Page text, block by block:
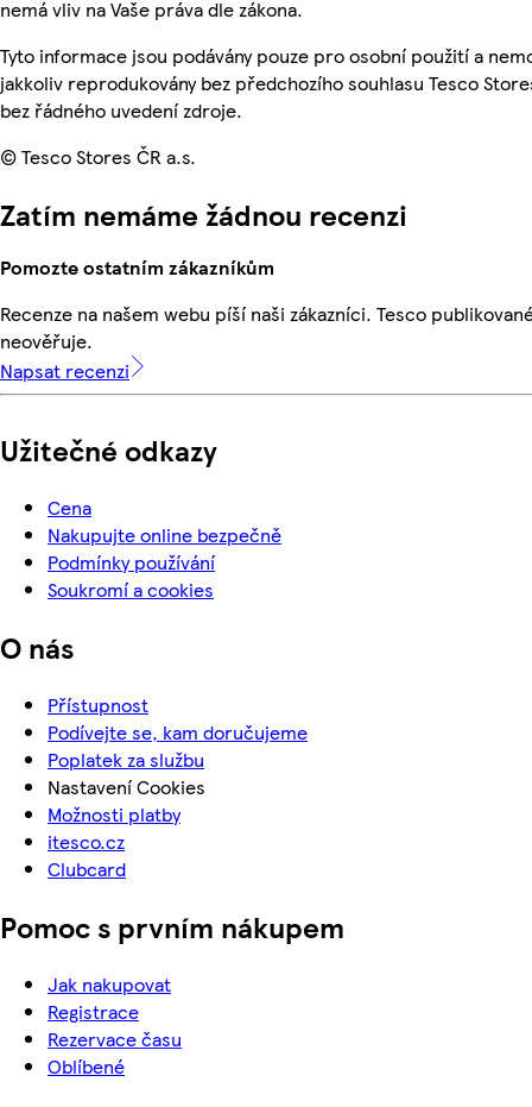
nemá vliv na Vaše práva dle zákona.
Tyto informace jsou podávány pouze pro osobní použití a
jakkoliv reprodukovány bez předchozího souhlasu Tesco
bez řádného uvedení zdroje.
© Tesco Stores ČR a.s.
Zatím nemáme žádnou recenzi
Pomozte ostatním zákazníkům
Recenze na našem webu píší naši zákazníci. Tesco
neověřuje.
Napsat recenzi
Užitečné odkazy
Cena
Nakupujte online bezpečně
Podmínky používání
Soukromí a cookies
O nás
Přístupnost
Podívejte se, kam doručujeme
Poplatek za službu
Nastavení Cookies
Možnosti platby
itesco.cz
Clubcard
Pomoc s prvním nákupem
Jak nakupovat
Registrace
Rezervace času
Oblíbené